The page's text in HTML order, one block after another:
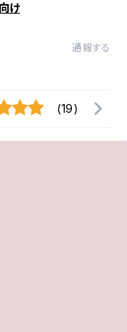
け
通報する
(19)